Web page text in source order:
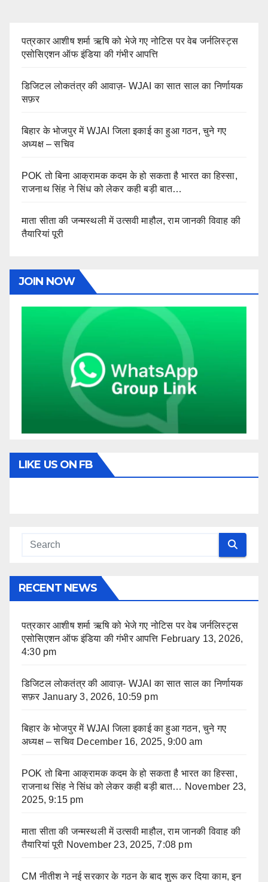
पत्रकार आशीष शर्मा ऋषि को भेजे गए नोटिस पर वेब जर्नलिस्ट्स
एसोसिएशन ऑफ इंडिया की गंभीर आपत्ति
डिजिटल लोकतंत्र की आवाज़- WJAI का सात साल का निर्णायक
सफ़र
बिहार के भोजपुर में WJAI जिला इकाई का हुआ गठन, चुने गए
अध्यक्ष – सचिव
POK तो बिना आक्रामक कदम के हो सकता है भारत का हिस्सा,
राजनाथ सिंह ने सिंध को लेकर कही बड़ी बात…
माता सीता की जन्मस्थली में उत्सवी माहौल, राम जानकी विवाह की
तैयारियां पूरी
JOIN NOW
LIKE US ON FB
RECENT NEWS
पत्रकार आशीष शर्मा ऋषि को भेजे गए नोटिस पर वेब जर्नलिस्ट्स
एसोसिएशन ऑफ इंडिया की गंभीर आपत्ति February 13, 2026,
4:30 pm
डिजिटल लोकतंत्र की आवाज़- WJAI का सात साल का निर्णायक
सफ़र January 3, 2026, 10:59 pm
बिहार के भोजपुर में WJAI जिला इकाई का हुआ गठन, चुने गए
अध्यक्ष – सचिव December 16, 2025, 9:00 am
POK तो बिना आक्रामक कदम के हो सकता है भारत का हिस्सा,
राजनाथ सिंह ने सिंध को लेकर कही बड़ी बात… November 23,
2025, 9:15 pm
माता सीता की जन्मस्थली में उत्सवी माहौल, राम जानकी विवाह की
तैयारियां पूरी November 23, 2025, 7:08 pm
CM नीतीश ने नई सरकार के गठन के बाद शुरू कर दिया काम, इन